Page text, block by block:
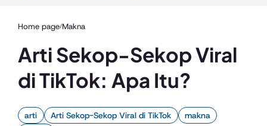
Home page/Makna
Arti Sekop-Sekop Viral
di TikTok: Apa Itu?
arti Arti Sekop-Sekop Viral di TikTok
makna